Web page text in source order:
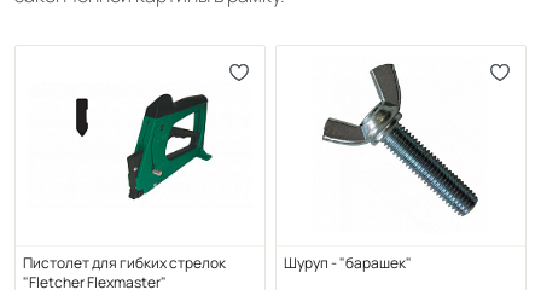
Пистолет для гибких стрелок
"Fletcher Flexmaster"
Шуруп - "барашек"